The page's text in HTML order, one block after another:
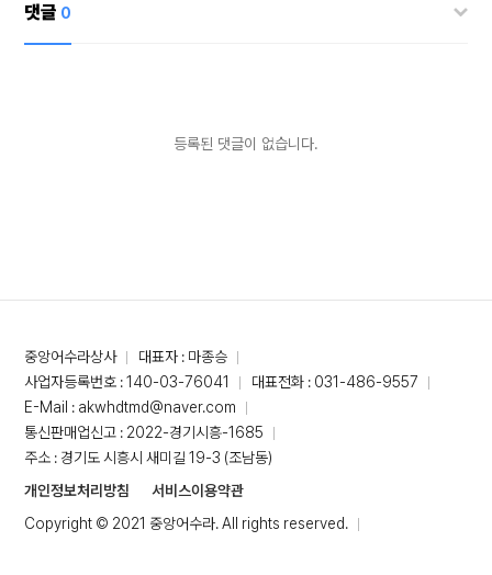
댓글 0
등록된 댓글이 없습니다.
중앙어수라상사
대표자 : 마종승
사업자등록번호 : 140-03-76041
대표전화 : 031-486-9557
E-Mail : akwhdtmd@naver.com
통신판매업신고 : 2022-경기시흥-1685
주소 : 경기도 시흥시 새미길 19-3 (조남동)
개인정보처리방침
서비스이용약관
Copyright © 2021 중앙어수라. All rights reserved.